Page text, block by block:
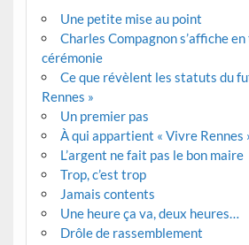
Une petite mise au point
Charles Compagnon s’affiche
cérémonie
Ce que révèlent les statuts du
Rennes »
Un premier pas
À qui appartient « Vivre Rennes
L’argent ne fait pas le bon maire
Trop, c’est trop
Jamais contents
Une heure ça va, deux heures…
Drôle de rassemblement